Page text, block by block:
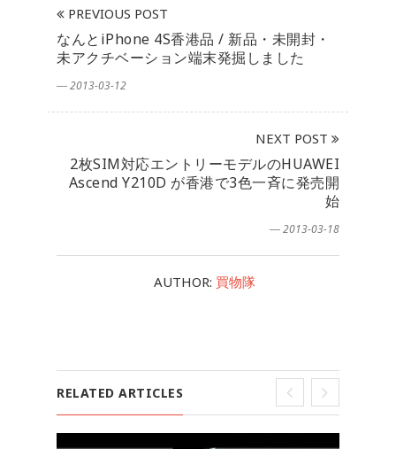
PREVIOUS POST
なんとiPhone 4S香港品 / 新品・未開封・
未アクチベーション端末発掘しました
― 2013-03-12
NEXT POST
2枚SIM対応エントリーモデルのHUAWEI
Ascend Y210D が香港で3色一斉に発売開
始
― 2013-03-18
AUTHOR: 買物隊
RELATED ARTICLES